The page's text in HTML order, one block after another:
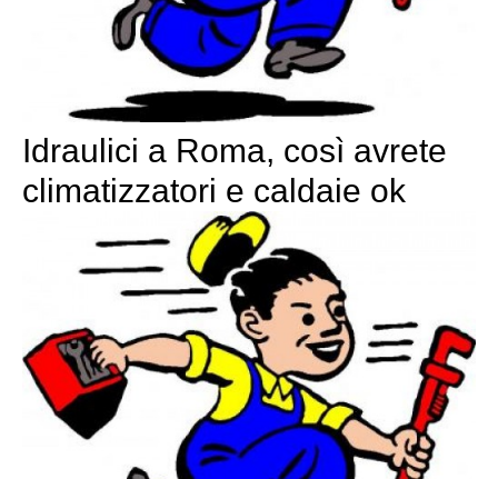
Idraulici a Roma, così avrete
climatizzatori e caldaie ok